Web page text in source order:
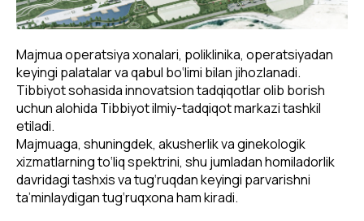
Majmua operatsiya xonalari, poliklinika, operatsiyadan
keyingi palatalar va qabul bo‘limi bilan jihozlanadi.
Tibbiyot sohasida innovatsion tadqiqotlar olib borish
uchun alohida Tibbiyot ilmiy-tadqiqot markazi tashkil
etiladi.
Majmuaga, shuningdek, akusherlik va ginekologik
xizmatlarning to‘liq spektrini, shu jumladan homiladorlik
davridagi tashxis va tug‘ruqdan keyingi parvarishni
ta’minlaydigan tug‘ruqxona ham kiradi.